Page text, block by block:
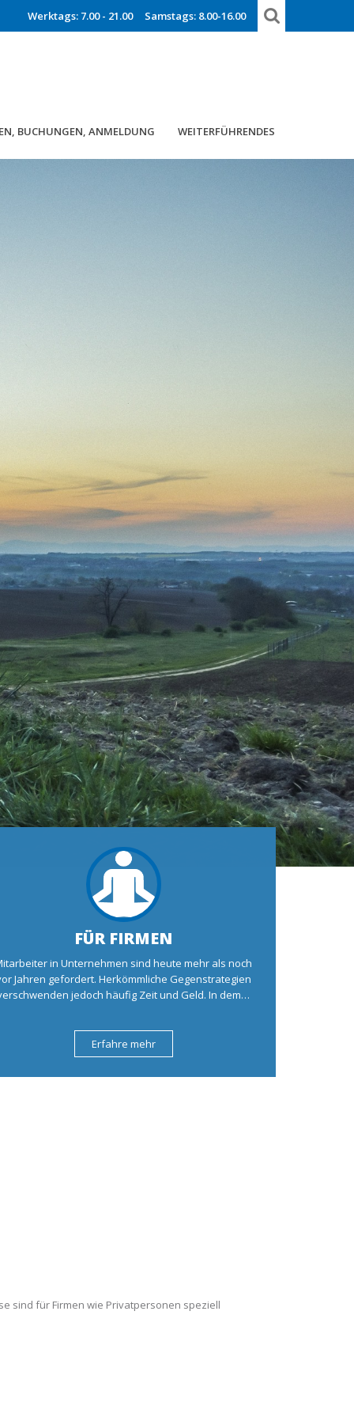
Werktags: 7.00 - 21.00 Samstags: 8.00-16.00
BUCHUNGEN, ANMELDUNG WEITERFÜHRENDES
FÜR FIRMEN
in Unternehmen sind heute mehr als noch
Jahren gefordert. Herkömmliche Gegenstrategien
jedoch häufig Zeit und Geld. In dem…
Erfahre mehr
sind für Firmen wie Privatpersonen speziell